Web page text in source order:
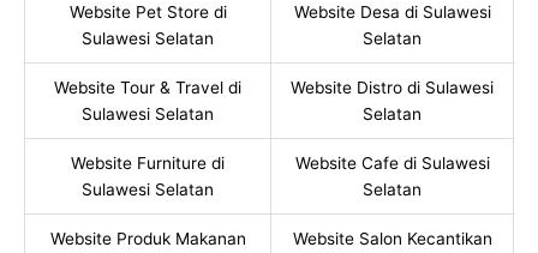
Website Pet Store di
Sulawesi Selatan
Website Desa di Sulawesi
Selatan
Website Tour & Travel di
Sulawesi Selatan
Website Distro di Sulawesi
Selatan
Website Furniture di
Sulawesi Selatan
Website Cafe di Sulawesi
Selatan
Website Produk Makanan
Website Salon Kecantikan